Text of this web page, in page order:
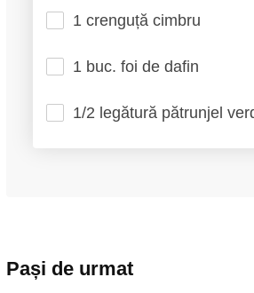
1 crenguță cimbru
1 buc. foi de dafin
1/2 legătură pătrunjel
Pași de urmat